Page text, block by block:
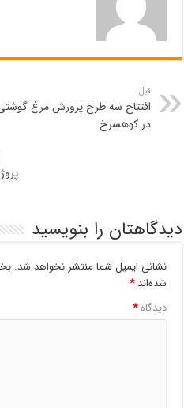
قبل
افتتاح سه طرح پرورش مرغ
در کوهسرخ
دیدگاهتان را بنویسید
نشانی ایمیل شما منتشر نخواهد شد.
شده‌اند*
دیدگاه*